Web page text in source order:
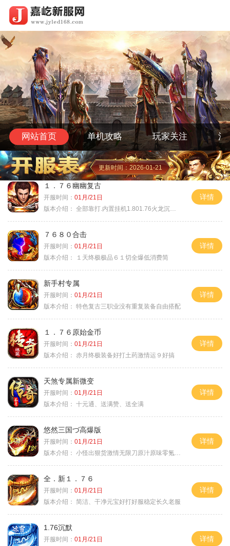
网站首页 单机攻略 玩家关注 活
更新时间：2026-01-21
１．７６幽幽复古
开服时间： 01月/21日
版本介绍： 全部靠打.内置挂机1.801.76火龙沉默微变
详情
７６８０合击
开服时间： 01月/21日
版本介绍：
１天终极极品６１切全爆低消费简
详情
新手村专属
开服时间： 01月/21日
版本介绍： 特色复古三职业没有重复装备自由搭配
详情
１．７６原始金币
开服时间： 01月/21日
版本介绍： 赤月终极装备好打土药激情运９好搞
详情
天煞专属新微变
开服时间： 01月/21日
版本介绍： 十元通、送满赞、送全满
详情
悠然三国づ高爆版
开服时间： 01月/21日
版本介绍： 小怪出狠货激情无限刀原汁原味零氪通关
详情
全．新１．７６
开服时间： 01月/21日
版本介绍： 简洁、干净元宝好打好服稳定长久老服
详情
1.76沉默
开服时间： 01月/21日
详情